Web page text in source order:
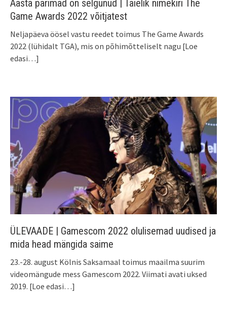
Aasta parimad on selgunud | Täielik nimekiri The
Game Awards 2022 võitjatest
Neljapäeva öösel vastu reedet toimus The Game Awards
2022 (lühidalt TGA), mis on põhimõtteliselt nagu [Loe
edasi…]
ÜLEVAADE | Gamescom 2022 olulisemad uudised ja
mida head mängida saime
23.-28. august Kölnis Saksamaal toimus maailma suurim
videomängude mess Gamescom 2022. Viimati avati uksed
2019. [Loe edasi…]